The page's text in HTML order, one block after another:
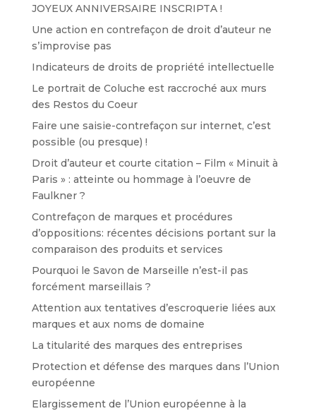
JOYEUX ANNIVERSAIRE INSCRIPTA !
Une action en contrefaçon de droit d’auteur ne
s’improvise pas
Indicateurs de droits de propriété intellectuelle
Le portrait de Coluche est raccroché aux murs
des Restos du Coeur
Faire une saisie-contrefaçon sur internet, c’est
possible (ou presque) !
Droit d’auteur et courte citation – Film « Minuit à
Paris » : atteinte ou hommage à l’oeuvre de
Faulkner ?
Contrefaçon de marques et procédures
d’oppositions: récentes décisions portant sur la
comparaison des produits et services
Pourquoi le Savon de Marseille n’est-il pas
forcément marseillais ?
Attention aux tentatives d’escroquerie liées aux
marques et aux noms de domaine
La titularité des marques des entreprises
Protection et défense des marques dans l’Union
européenne
Elargissement de l’Union européenne à la